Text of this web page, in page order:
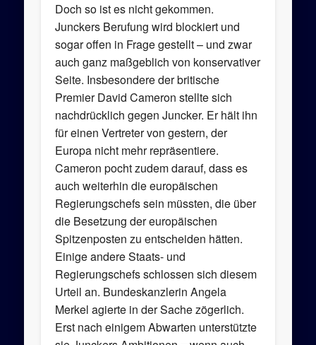
Doch so ist es nicht gekommen.
Junckers Berufung wird blockiert und
sogar offen in Frage gestellt – und zwar
auch ganz maßgeblich von konservativer
Seite. Insbesondere der britische
Premier David Cameron stellte sich
nachdrücklich gegen Juncker. Er hält ihn
für einen Vertreter von gestern, der
Europa nicht mehr repräsentiere.
Cameron pocht zudem darauf, dass es
auch weiterhin die europäischen
Regierungschefs sein müssten, die über
die Besetzung der europäischen
Spitzenposten zu entscheiden hätten.
Einige andere Staats- und
Regierungschefs schlossen sich diesem
Urteil an. Bundeskanzlerin Angela
Merkel agierte in der Sache zögerlich.
Erst nach einigem Abwarten unterstützte